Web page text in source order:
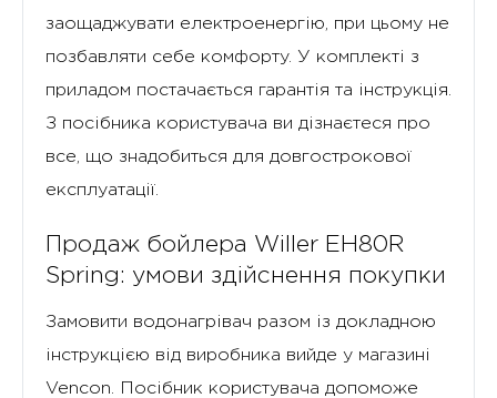
заощаджувати електроенергію, при цьому не
позбавляти себе комфорту. У комплекті з
приладом постачається гарантія та інструкція.
З посібника користувача ви дізнаєтеся про
все, що знадобиться для довгострокової
експлуатації.
Продаж бойлера Willer EH80R
Spring: умови здійснення покупки
Замовити водонагрівач разом із докладною
інструкцією від виробника вийде у магазині
Vencon. Посібник користувача допоможе